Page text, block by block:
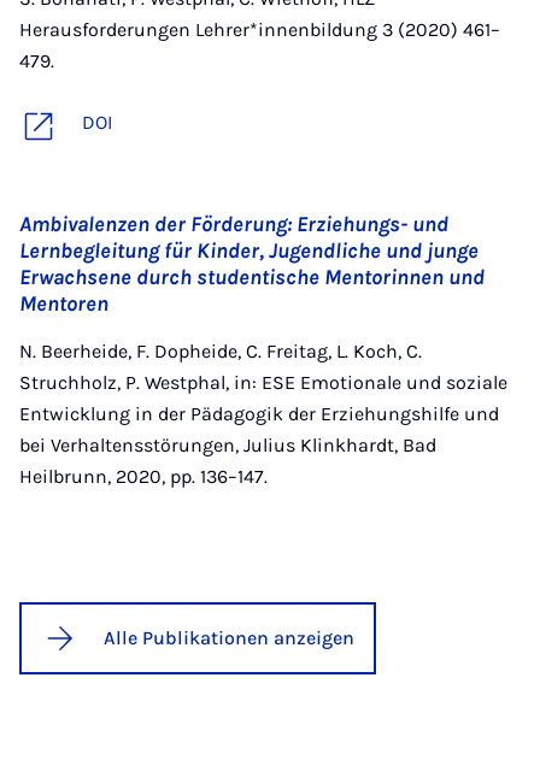
Herausforderungen Lehrer*innenbildung 3 (2020) 461–
479.
DOI
Ambivalenzen der Förderung: Erziehungs- und
Lernbegleitung für Kinder, Jugendliche und junge
Erwachsene durch studentische Mentorinnen und
Mentoren
N. Beerheide, F. Dopheide, C. Freitag, L. Koch, C.
Struchholz, P. Westphal, in: ESE Emotionale und soziale
Entwicklung in der Pädagogik der Erziehungshilfe und
bei Verhaltensstörungen, Julius Klinkhardt, Bad
Heilbrunn, 2020, pp. 136–147.
Alle Publikationen anzeigen